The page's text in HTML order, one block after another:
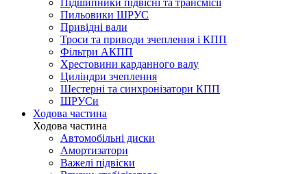
Підшипники підвісні та трансмісії
Пильовики ШРУС
Привідні вали
Троси та приводи зчеплення і КПП
Фільтри АКПП
Хрестовини карданного валу
Циліндри зчеплення
Шестерні та синхронізатори КПП
ШРУСи
Ходова частина
Ходова частина
Автомобільні диски
Амортизатори
Важелі підвіски